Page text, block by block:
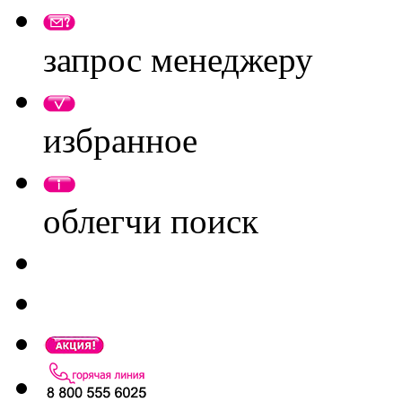
запрос менеджеру
избранное
облегчи поиск